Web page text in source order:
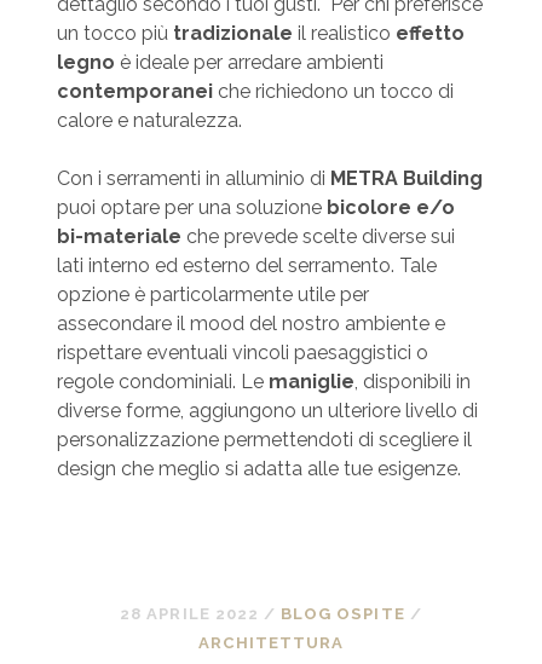
un tocco più tradizionale il realistico effetto
legno è ideale per arredare ambienti
contemporaneiche richiedono un tocco di
calore e naturalezza.
Con i serramenti in alluminio di METRA Building
puoi optare per una soluzione bicolore e/o
bi-materiale che prevede scelte diverse sui
lati interno ed esterno del serramento. Tale
opzione è particolarmente utile per
assecondare il mood del nostro ambiente e
rispettare eventuali vincoli paesaggistici o
regole condominiali. Le maniglie , disponibili in
diverse forme, aggiungono un ulteriore livello di
personalizzazione permettendoti di scegliere il
design che meglio si adatta alle tue esigenze.
28 APRILE 2022 / BLOG OSPITE /
ARCHITETTURA